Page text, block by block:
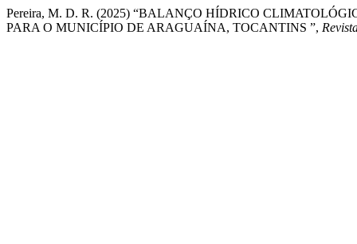
Pereira, M. D. R. (2025) “BALANÇO HÍDRICO
PARA O MUNICÍPIO DE ARAGUAÍNA, TOCANTINS ”,